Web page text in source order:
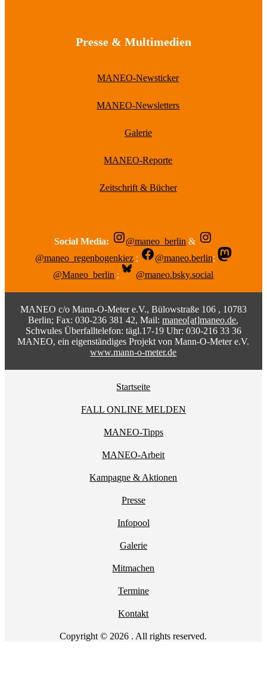
Presse & Multimedien
MANEO-Newsticker
MANEO-Newsletters
Galerie
MANEO-Reporte
Zeitschrift & Bücher
Social Media: @maneo_berlin &
@maneo_regenbogenkiez ; @maneo.berlin;
@Maneo_berlin ; @maneo.bsky.social
MANEO c/o Mann-O-Meter e.V., Bülowstraße 106 , 10783
Berlin; Fax: 030-236 381 42, Mail:maneo[at]maneo.de,
Schwules Überfalltelefon: tägl.17-19 Uhr: 030-216 33 36
MANEO, ein eigenständiges Projekt von Mann-O-Meter e.V.
www.mann-o-meter.de
Startseite
FALL ONLINE MELDEN
MANEO-Tipps
MANEO-Arbeit
Kampagne & Aktionen
Presse
Infopool
Galerie
Mitmachen
Termine
Kontakt
Copyright © 2026 . All rights reserved.